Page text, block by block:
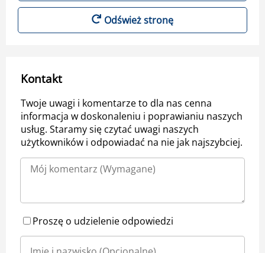
Odśwież stronę
Kontakt
Twoje uwagi i komentarze to dla nas cenna
informacja w doskonaleniu i poprawianiu naszych
usług. Staramy się czytać uwagi naszych
użytkowników i odpowiadać na nie jak najszybciej.
Proszę o udzielenie odpowiedzi